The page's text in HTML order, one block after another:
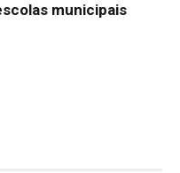
municipais